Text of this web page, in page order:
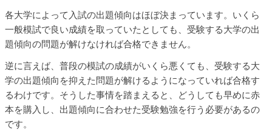
各大学によって入試の出題傾向はほぼ決まっています。いくら
一般模試で良い成績を取っていたとしても、受験する大学の出
題傾向の問題が解けなければ合格できません。
逆に言えば、普段の模試の成績がいくら悪くても、受験する大
学の出題傾向を抑えた問題が解けるようになっていれば合格す
るわけです。そうした事情を踏まえると、どうしても早めに赤
本を購入し、出題傾向に合わせた受験勉強を行う必要があるの
です。